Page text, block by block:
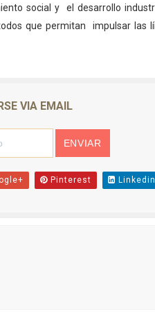
social y el desarrollo
que permitan impulsar las
VIA EMAIL
Pinterest Linkedin